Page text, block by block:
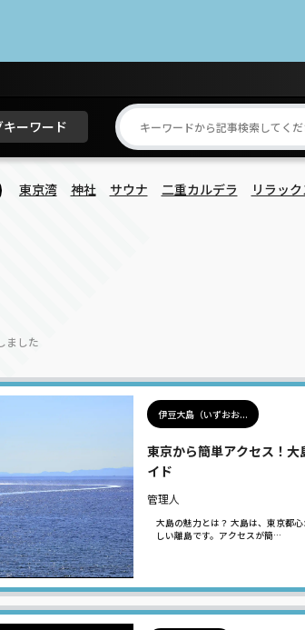
ーワード
東京湾 神社 サウナ 二重カルデラ リラッ
ました
伊豆大島（いずおお...
東京から簡単アクセス！
イド
管理人
大島の魅力とは？ 大島は、東京都
しい離島です。アクセスが簡…